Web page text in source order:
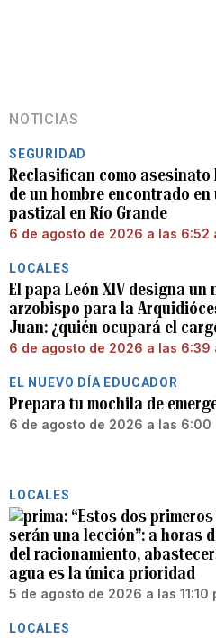
NOTICIAS
SEGURIDAD
Reclasifican como asesinato
de un hombre encontrado en
pastizal en Río Grande
6 de agosto de 2026 a las 6:52
LOCALES
El papa León XIV designa un
arzobispo para la
Juan: ¿quién ocupará el
6 de agosto de 2026 a las 6:39
EL NUEVO DÍA EDUCADOR
Prepara tu mochila de
6 de agosto de 2026 a las 6:00
LOCALES
“Estos dos
serán una lección”: a horas
del racionamiento,
agua es la única prioridad
5 de agosto de 2026 a las 11:10
LOCALES